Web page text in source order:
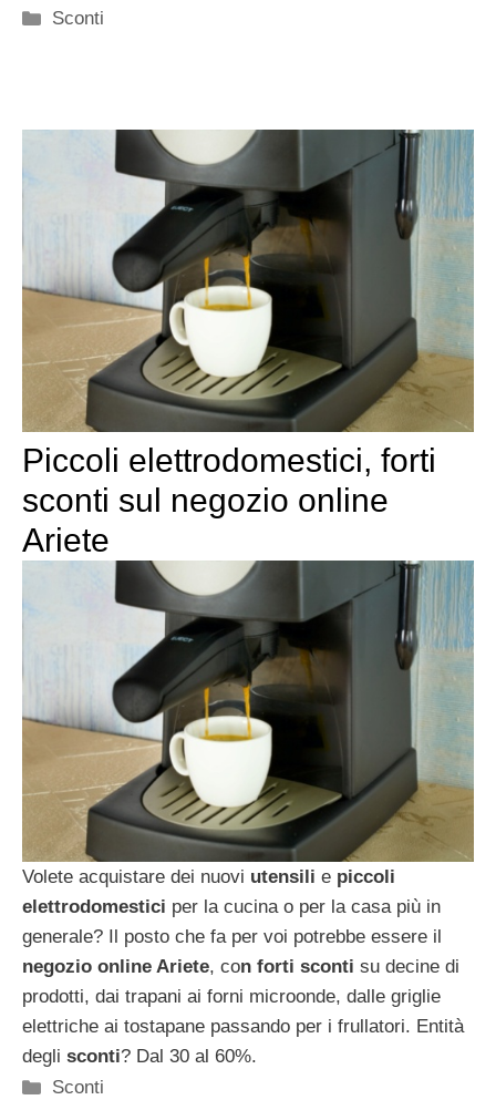
Categorie
Sconti
Piccoli elettrodomestici, forti
sconti sul negozio online
Ariete
Volete acquistare dei nuovi utensili e piccoli
elettrodomestici per la cucina o per la casa più in
generale? Il posto che fa per voi potrebbe essere il
negozio online Ariete, con forti sconti su decine di
prodotti, dai trapani ai forni microonde, dalle griglie
elettriche ai tostapane passando per i frullatori. Entità
degli sconti? Dal 30 al 60%.
Categorie
Sconti